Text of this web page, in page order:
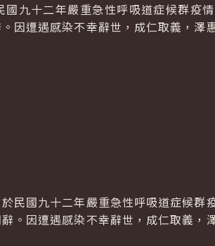
九十二年嚴重急性呼吸道症候群疫
因遭遇感染不幸辭世，成仁取義，澤
民國九十二年嚴重急性呼吸道症候群
。因遭遇感染不幸辭世，成仁取義，